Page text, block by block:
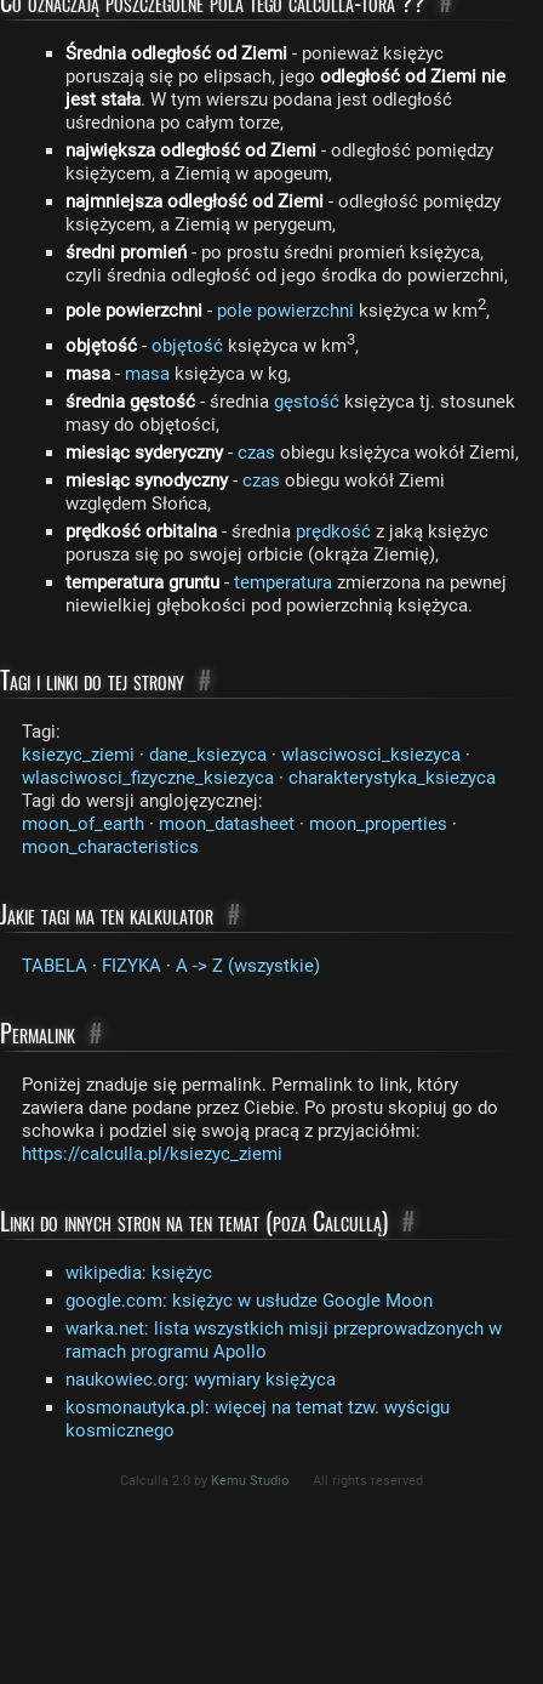
Średnia odległość od Ziemi - ponieważ księżyc
poruszają się po elipsach, jego odległość od Ziemi nie
jest stała. W tym wierszu podana jest odległość
uśredniona po całym torze,
największa odległość od Ziemi - odległość pomiędzy
księżycem, a Ziemią w apogeum,
najmniejsza odległość od Ziemi - odległość pomiędzy
księżycem, a Ziemią w perygeum,
średni promień - po prostu średni promień księżyca,
czyli średnia odległość od jego środka do powierzchni,
pole powierzchni - pole powierzchni księżyca w km2,
objętość - objętość księżyca w km3,
masa - masa księżyca w kg,
średnia gęstość - średnia gęstość księżyca tj. stosunek
masy do objętości,
miesiąc syderyczny- czas obiegu księżyca wokół Ziemi,
miesiąc synodyczny- czas obiegu wokół Ziemi
względem Słońca,
prędkość orbitalna - średnia prędkość z jaką księżyc
porusza się po swojej orbicie (okrąża Ziemię),
temperatura gruntu - temperatura zmierzona na pewnej
niewielkiej głębokości pod powierzchnią księżyca.
Tagi i linki do tej strony #
Tagi:
ksiezyc_ziemi · dane_ksiezyca · wlasciwosci_ksiezyca ·
wlasciwosci_fizyczne_ksiezyca · charakterystyka_ksiezyca
Tagi do wersji anglojęzycznej:
moon_of_earth · moon_datasheet · moon_properties ·
moon_characteristics
Jakie tagi ma ten kalkulator #
TABELA · FIZYKA · A -> Z (wszystkie)
Permalink #
Poniżej znaduje się permalink. Permalink to link, który
zawiera dane podane przez Ciebie. Po prostu skopiuj go do
schowka i podziel się swoją pracą z przyjaciółmi:
https://calculla.pl/ksiezyc_ziemi
Linki do innych stron na ten temat (poza Calcullą) #
wikipedia: księżyc
google.com: księżyc w usłudze Google Moon
warka.net: lista wszystkich misji przeprowadzonych w
ramach programu Apollo
naukowiec.org: wymiary księżyca
kosmonautyka.pl: więcej na temat tzw. wyścigu
kosmicznego
Calculla 2.0 by Kemu Studio All rights reserved